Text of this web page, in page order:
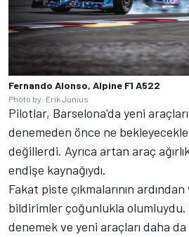
Fernando Alonso, Alpine F1 A522
Photo by: Erik Junius
Pilotlar, Barselona'da yeni
denemeden önce ne
değillerdi. Ayrıca artan araç
endişe kaynağıydı.
Fakat piste çıkmalarının
bildirimler çoğunlukla olumluydu.
denemek ve yeni araçları daha